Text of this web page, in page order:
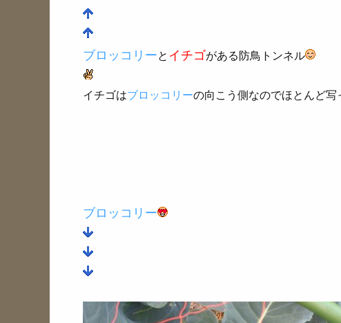
ブロッコリーと イチゴがある防鳥トンネル
イチゴはブロッコリーの向こう側なのでほとんど写
ブロッコリー